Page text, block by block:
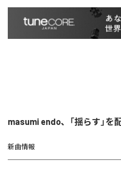
masumi endo、「揺らす」を
新曲情報